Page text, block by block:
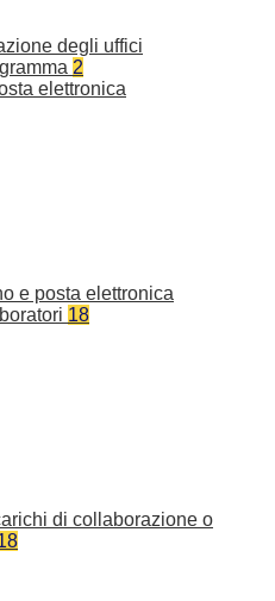
degli uffici
2
elettronica
e posta elettronica
18
di collaborazione o